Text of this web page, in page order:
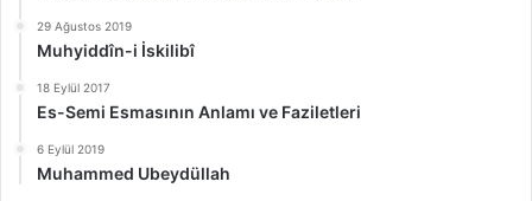
29 Ağustos 2019
Muhyiddîn-i İskilibî
18 Eylül 2017
Es-Semi Esmasının Anlamı ve Faziletleri
6 Eylül 2019
Muhammed Ubeydüllah